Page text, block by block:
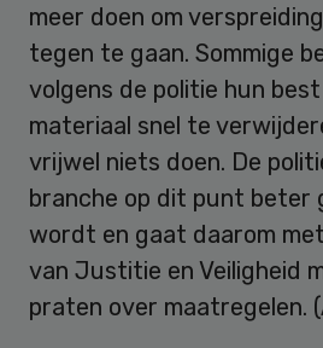
meer doen om
tegen te gaan. Sommige
volgens de politie hun
materiaal snel te
vrijwel niets doen. De
branche op dit punt beter
wordt en gaat daarom
van Justitie en Veiligheid
praten over maatregelen.